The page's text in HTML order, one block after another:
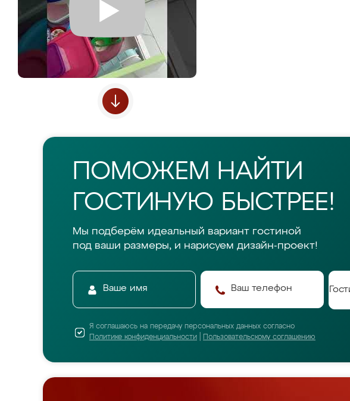
ПОМОЖЕМ НАЙТИ
ГОСТИНУЮ БЫСТРЕЕ!
Мы подберём идеальный вариант гостиной
под ваши размеры, и нарисуем дизайн-проект!
Я соглашаюсь на передачу персональных данных согласно
Политике конфиденциальности
Пользовательскому соглашению